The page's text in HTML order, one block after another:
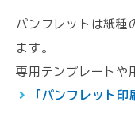
パンフレットは紙種
ます。
専用テンプレートや
「パンフレット印